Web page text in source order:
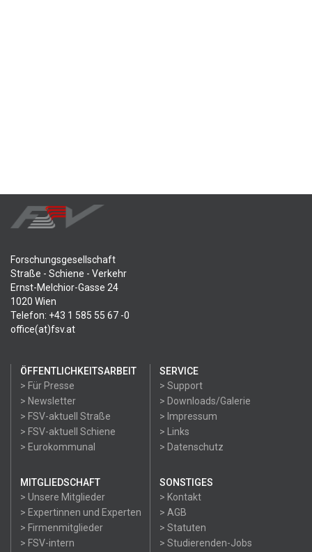
Forschungsgesellschaft
Straße - Schiene - Verkehr
Ernst-Melchior-Gasse 24
1020 Wien
Telefon: +43 1 585 55 67 -0
office(at)fsv.at
ÖFFENTLICHKEITSARBEIT
> Für Presse
> Newsletter
> FSV-aktuell Straße
> FSV-aktuell Schiene
> Eurokommunal
SERVICE
> Support
> Downloads/Galerie
> Impressum
> Links
> Datenschutz
MITGLIEDSCHAFT
> Unsere Mitglieder
> Expertinnen und Experten
> Firmenmitglieder
> FSV-intern
SONSTIGES
> Kontakt
> AGB
> Statuten
> Studierenden-Jobs